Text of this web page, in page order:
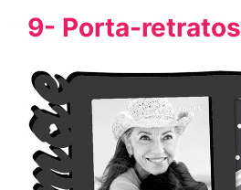
9- Porta-retratos